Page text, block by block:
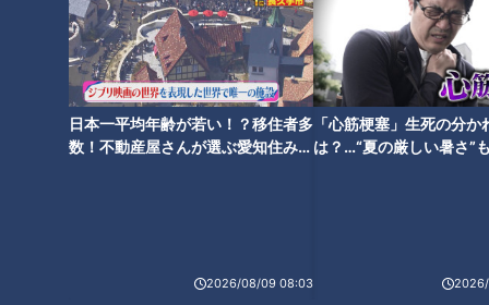
日本一平均年齢が若い！？移住者多
数！不動産屋さんが選ぶ愛知住みた
2026/08/09 08:03
「心筋梗塞」生死の分か
は？…“夏の厳しい暑さ”
◆幡地 隆寛（はたぢ・たかひろ）
1993年6月30日生まれ 広島県出身 188センチ 98キロ 東
北福祉大学卒
20-21年シーズン ドライビングディスタンス1位に輝くなど国